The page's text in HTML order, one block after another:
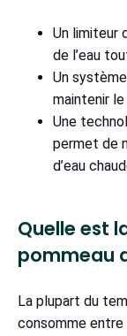
Un limiteur
de l’eau
Un système
maintenir
Une
permet de
d’eau
Quelle est
pommeau
La plupart du
consomme entre